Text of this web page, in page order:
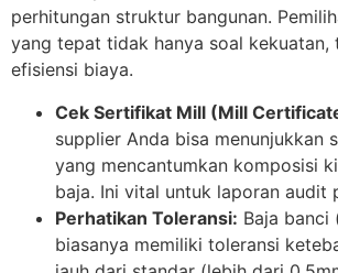
perhitungan struktur bangunan.
yang tepat tidak hanya soal kekuatan,
efisiensi biaya.
Cek Sertifikat Mill (Mill
supplier Anda bisa menunjukkan
yang mencantumkan komposisi
baja. Ini vital untuk laporan audit
Perhatikan Toleransi: Baja banci
biasanya memiliki toleransi